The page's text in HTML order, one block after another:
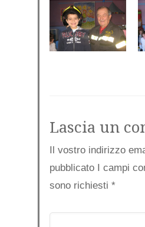
Lascia un
Il vostro indirizzo
pubblicato I campi
sono richiesti *